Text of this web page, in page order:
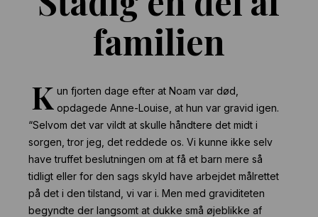
familien
K un fjorten dage efter at Noam var død,
opdagede Anne-Louise, at hun var gravid igen.
“Selvom det var vildt at skulle håndtere det midt i
sorgen, tror jeg, det reddede os. Vi kunne ikke selv
have truffet beslutningen om at få et barn mere så
tidligt eller for den sags skyld have arbejdet målrettet
på det i den tilstand, vi var i. Men med graviditeten
begyndte der langsomt at dukke små øjeblikke af